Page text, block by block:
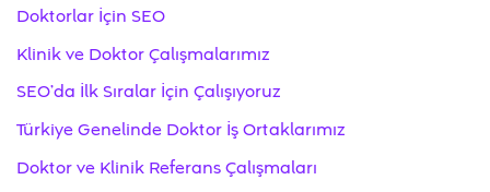
Doktorlar İçin SEO
Klinik ve Doktor Çalışmalarımız
SEO’da İlk Sıralar İçin Çalışıyoruz
Türkiye Genelinde Doktor İş Ortaklarımız
Doktor ve Klinik Referans Çalışmaları